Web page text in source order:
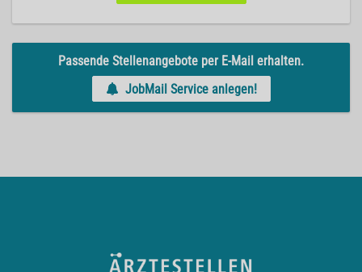
Passende Stellenangebote per E-Mail erhalten.
JobMail Service anlegen!